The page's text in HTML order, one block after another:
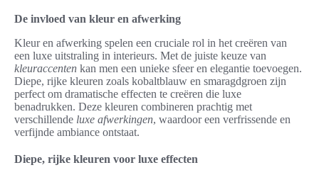
De invloed van kleur en afwerking
Kleur en afwerking spelen een cruciale rol in het creëren van
een luxe uitstraling in interieurs. Met de juiste keuze van
kleuraccenten kan men een unieke sfeer en elegantie toevoegen.
Diepe, rijke kleuren zoals kobaltblauw en smaragdgroen zijn
perfect om dramatische effecten te creëren die luxe
benadrukken. Deze kleuren combineren prachtig met
verschillende luxe afwerkingen, waardoor een verfrissende en
verfijnde ambiance ontstaat.
Diepe, rijke kleuren voor luxe effecten